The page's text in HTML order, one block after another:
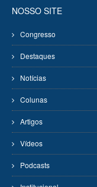
NOSSO SITE
Congresso
Destaques
Notícias
Colunas
Artigos
Vídeos
Podcasts